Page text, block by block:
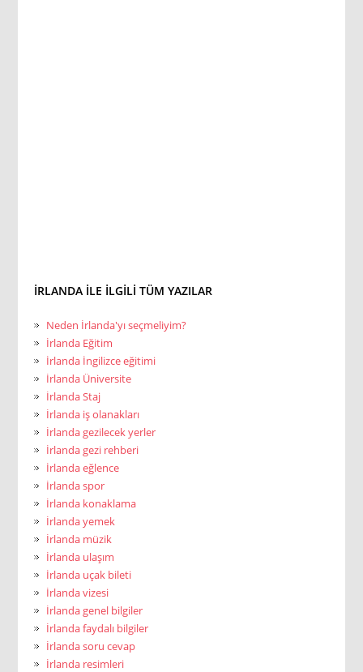
İRLANDA ILE ILGILI TÜM YAZILAR
Neden İrlanda'yı seçmeliyim?
İrlanda Eğitim
İrlanda İngilizce eğitimi
İrlanda Üniversite
İrlanda Staj
İrlanda iş olanakları
İrlanda gezilecek yerler
İrlanda gezi rehberi
İrlanda eğlence
İrlanda spor
İrlanda konaklama
İrlanda yemek
İrlanda müzik
İrlanda ulaşım
İrlanda uçak bileti
İrlanda vizesi
İrlanda genel bilgiler
İrlanda faydalı bilgiler
İrlanda soru cevap
İrlanda resimleri